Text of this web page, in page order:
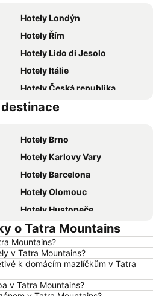
Hotely Londýn
Hotely Řím
Hotely Lido di Jesolo
Hotely Itálie
Hotely Česká republika
Hotely Šumava
Hotely Brno
Hotely Karlovy Vary
Hotely Barcelona
Hotely Olomouc
Hotely Hustopeče
Hotely Hurghada
Hotely Kolobrzeg
Hotely Málaga
Hotely Ostrava
o Tatra Mountains
Mountains?
v Tatra Mountains?
k domácím mazlíčkům v Tatra
v Tatra Mountains?